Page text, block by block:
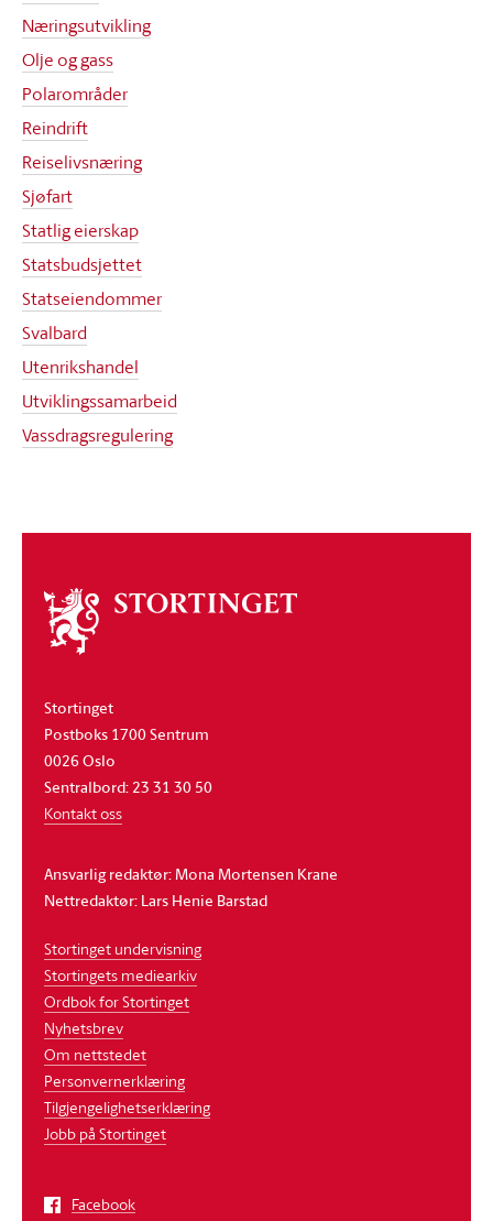
Næringsutvikling
Olje og gass
Polarområder
Reindrift
Reiselivsnæring
Sjøfart
Statlig eierskap
Statsbudsjettet
Statseiendommer
Svalbard
Utenrikshandel
Utviklingssamarbeid
Vassdragsregulering
Om
stortinget
Stortinget
Postboks 1700 Sentrum
0026 Oslo
Sentralbord: 23 31 30 50
Kontakt oss
Ansvarlig redaktør: Mona Mortensen Krane
Nettredaktør: Lars Henie Barstad
Stortinget undervisning
Stortingets mediearkiv
Ordbok for Stortinget
Nyhetsbrev
Om nettstedet
Personvernerklæring
Tilgjengelighetserklæring
Jobb på Stortinget
Facebook